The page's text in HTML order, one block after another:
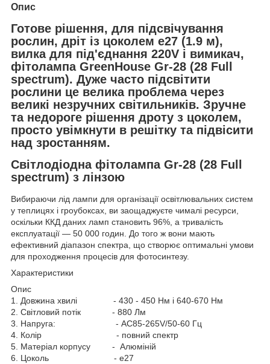
Опис
Готове рішення, для підсвічування
рослин, дріт із цоколем е27 (1.9 м),
вилка для під'єднання 220V і вимикач,
фітолампа GreenHouse Gr-28 (28 Full
spectrum). Дуже часто підсвітити
рослини це велика проблема через
великі незручних світильників. Зручне
та недороге рішення дроту з цоколем,
просто увімкнути в решітку та підвісити
над зростанням.
Світлодіодна фітолампа Gr-28 (28 Full
spectrum) з лінзою
Вибираючи лід лампи для організації освітлювальних систем
у теплицях і гроубоксах, ви заощаджуєте чималі ресурси,
оскільки ККД даних ламп становить 96%, а тривалість
експлуатації — 50 000 годин. До того ж вони мають
ефективний діапазон спектра, що створює оптимальні умови
для проходження процесів для фотосинтезу.
Характеристики
Опис
1. Довжина хвилі - 430 - 450 Нм і 640-670 Нм
2. Світловий потік - 880 Лм
3. Напруга: - AC85-265V/50-60 Гц
4. Колір - повний спектр
5. Матеріал корпусу - Алюміній
6. Цоколь - е27